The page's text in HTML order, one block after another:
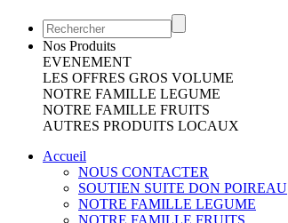
Nos Produits
EVENEMENT
LES OFFRES GROS VOLUME
NOTRE FAMILLE LEGUME
NOTRE FAMILLE FRUITS
AUTRES PRODUITS LOCAUX
Accueil
NOUS CONTACTER
SOUTIEN SUITE DON POIREAU
NOTRE FAMILLE LEGUME
NOTRE FAMILLE FRUITS